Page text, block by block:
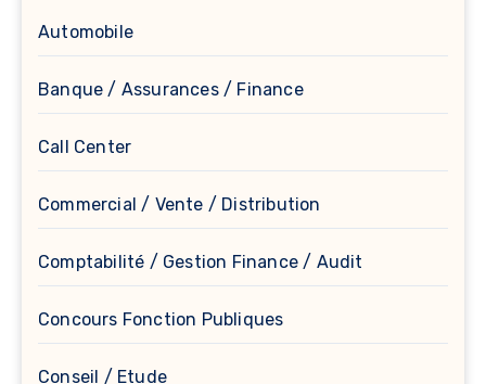
Automobile
Banque / Assurances / Finance
Call Center
Commercial / Vente / Distribution
Comptabilité / Gestion Finance / Audit
Concours Fonction Publiques
Conseil / Etude